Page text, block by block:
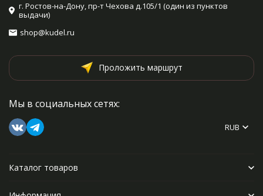
г. Ростов-на-Дону, пр-т Чехова д.105/1 (один из пунктов
выдачи)
shop@kudel.ru
Проложить маршрут
Мы в социальных сетях:
RUB
Каталог товаров